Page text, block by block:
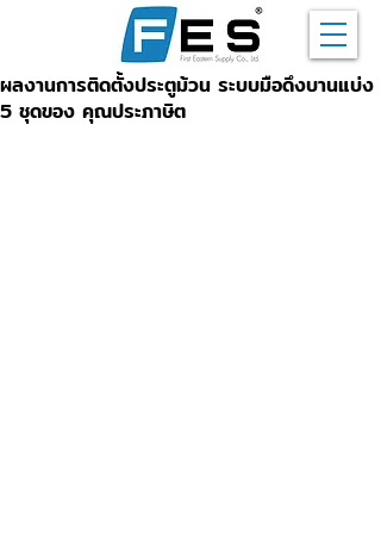
ผลงานการติดตั้งประตูม้วน ระบบมือดึงบานแบ่ง
5 ชุดของ คุณประภาษิต